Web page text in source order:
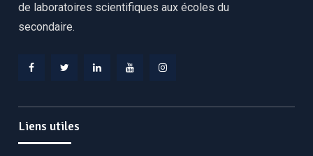
de laboratoires scientifiques aux écoles du
secondaire.
Liens utiles